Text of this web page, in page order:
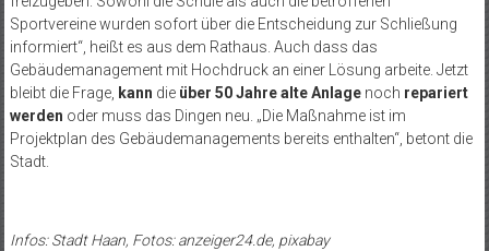
Sportvereine wurden sofort über die Entscheidung zur Schließung
informiert“, heißt es aus dem Rathaus. Auch dass das
Gebäudemanagement mit Hochdruck an einer Lösung arbeite. Jetzt
bleibt die Frage, kann die über 50 Jahre alte Anlagenoch repariert
werden oder muss das Dingen neu. „Die Maßnahme ist im
Projektplan des Gebäudemanagements bereits enthalten“, betont die
Stadt.
Infos: Stadt Haan, Fotos: anzeiger24.de, pixabay